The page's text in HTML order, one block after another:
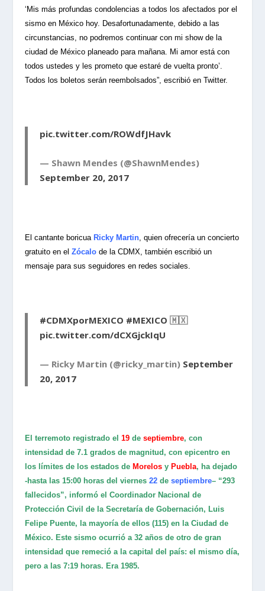
‘Mis más profundas condolencias a todos los afectados por el
sismo en México hoy. Desafortunadamente, debido a las
circunstancias, no podremos continuar con mi show de la
ciudad de México planeado para mañana. Mi amor está con
todos ustedes y les prometo que estaré de vuelta pronto’.
Todos los boletos serán reembolsados”, escribió en Twitter.
pic.twitter.com/ROWdfJHavk
— Shawn Mendes (@ShawnMendes)
September 20, 2017
El cantante boricua Ricky Martin , quien ofrecería un concierto
gratuito en elZócalode la CDMX, también escribió un
mensaje para sus seguidores en redes sociales.
#CDMXporMEXICO #MEXICO 🇲🇽
pic.twitter.com/dCXGjckIqU
— Ricky Martin (@ricky_martin) September
20, 2017
El terremoto registrado el19 deseptiembre, con
intensidad de 7.1 grados de magnitud, con epicentro en
los límites de los estados de Morelos y Puebla, ha dejado
-hasta las 15:00 horas del viernes22 deseptiembre– “293
fallecidos”, informó el Coordinador Nacional de
Protección Civil de la Secretaría de Gobernación, Luis
Felipe Puente, la mayoría de ellos (115) en la Ciudad de
México. Este sismo ocurrió a 32 años de otro de gran
intensidad que remeció a la capital del país: el mismo día,
pero a las 7:19 horas. Era 1985.